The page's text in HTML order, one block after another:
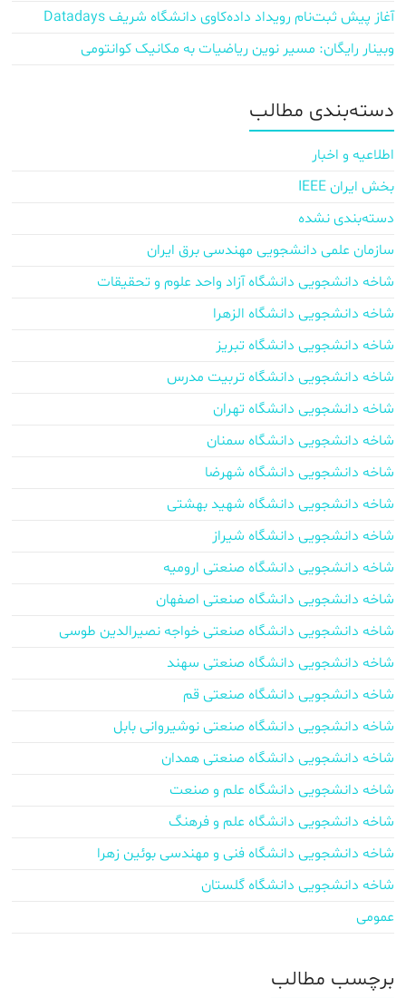
آغاز پیش‌ ثبت‌نام رویداد داده‌کاوی دانشگاه شریف Datadays
وبینار رایگان: مسیر نوین ریاضیات به مکانیک کوانتومی
دسته‌بندی مطالب
اطلاعیه و اخبار
بخش ایران IEEE
دسته‌بندی نشده
سازمان علمی دانشجویی مهندسی برق ایران
شاخه دانشجویی دانشگاه آزاد واحد علوم و تحقیقات
شاخه دانشجویی دانشگاه الزهرا
شاخه دانشجویی دانشگاه تبریز
شاخه دانشجویی دانشگاه تربیت مدرس
شاخه دانشجویی دانشگاه تهران
شاخه دانشجویی دانشگاه سمنان
شاخه دانشجویی دانشگاه شهرضا
شاخه دانشجویی دانشگاه شهید بهشتی
شاخه دانشجویی دانشگاه شیراز
شاخه دانشجویی دانشگاه صنعتی ارومیه
شاخه دانشجویی دانشگاه صنعتی اصفهان
شاخه دانشجویی دانشگاه صنعتی خواجه نصیرالدین طوسی
شاخه دانشجویی دانشگاه صنعتی سهند
شاخه دانشجویی دانشگاه صنعتی قم
شاخه دانشجویی دانشگاه صنعتی نوشیروانی بابل
شاخه دانشجویی دانشگاه صنعتی همدان
شاخه دانشجویی دانشگاه علم و صنعت
شاخه دانشجویی دانشگاه علم و فرهنگ
شاخه دانشجویی دانشگاه فنی و مهندسی بوئین زهرا
شاخه دانشجویی دانشگاه گلستان
عمومی
برچسب‌ مطالب